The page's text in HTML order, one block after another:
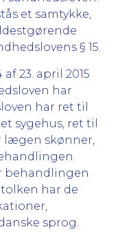
et samtykke,
§ 15.
23. april 2015
har
har ret til
sygehus, ret til
lægen skønner,
behandlingen
har de
sprog.